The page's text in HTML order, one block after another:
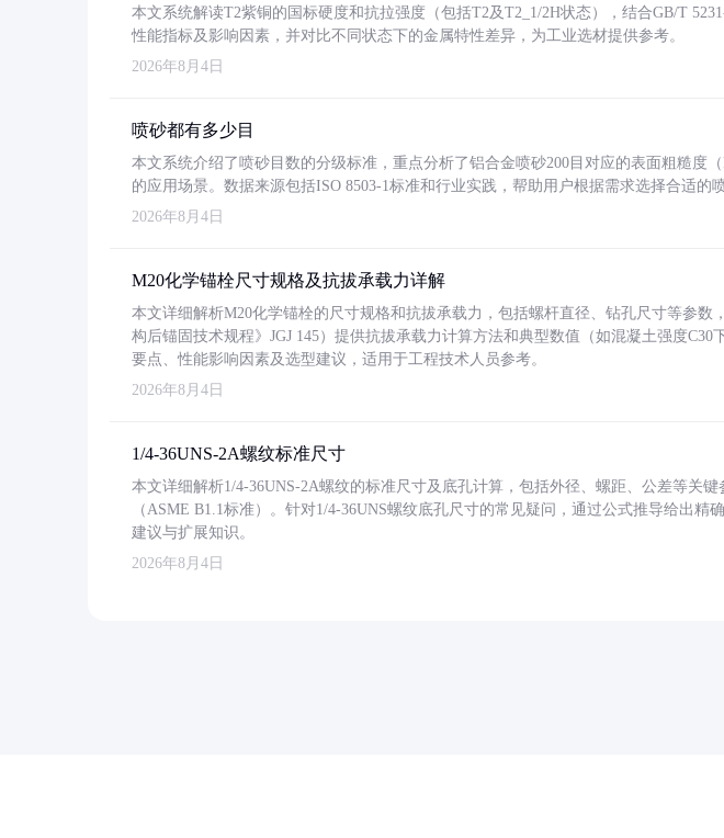
本文系统解读T2紫铜的国标硬度和抗拉强度（包括T2及T2_1/2H状态），结合GB/T
性能指标及影响因素，并对比不同状态下的金属特性差异，为工业选材提供参考。
2026年8月4日
喷砂都有多少目
本文系统介绍了喷砂目数的分级标准，重点分析了铝合金喷砂200目对应的表面粗糙度
的应用场景。数据来源包括ISO 8503-1标准和行业实践，帮助用户根据需求选择合适的
2026年8月4日
M20化学锚栓尺寸规格及抗拔承载力详解
本文详细解析M20化学锚栓的尺寸规格和抗拔承载力，包括螺杆直径、钻孔尺寸等参数
构后锚固技术规程》JGJ 145）提供抗拔承载力计算方法和典型数值（如混凝土强度C30
要点、性能影响因素及选型建议，适用于工程技术人员参考。
2026年8月4日
1/4-36UNS-2A螺纹标准尺寸
本文详细解析1/4-36UNS-2A螺纹的标准尺寸及底孔计算，包括外径、螺距、公差等关
（ASME B1.1标准）。针对1/4-36UNS螺纹底孔尺寸的常见疑问，通过公式推导给出精
建议与扩展知识。
2026年8月4日